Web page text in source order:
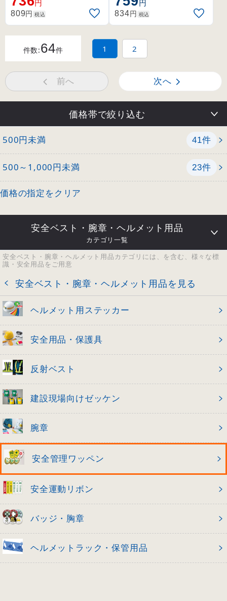
円
809円 税込
円
834円 税込
件数:64件 1 2
前へ 次へ
価格帯で絞り込む
500円未満 41件
500～1,000円未満 23件
価格の指定をクリア
安全ベスト・腕章・ヘルメット用品
カテゴリ一覧
安全ベスト・腕章・ヘルメット用品カテゴリには、を含む、様々な標
識・安全用品をご用意
安全ベスト・腕章・ヘルメット用品を見る
ヘルメット用ステッカー
安全用品・保護具
反射ベスト
建設現場向けゼッケン
腕章
安全管理ワッペン
安全運動リボン
バッジ・胸章
ヘルメットラック・保管用品